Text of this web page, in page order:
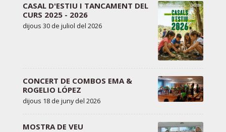
CASAL D'ESTIU I TANCAMENT DEL
CURS 2025 - 2026
dijous 30 de juliol del 2026
CONCERT DE COMBOS EMA &
ROGELIO LÓPEZ
dijous 18 de juny del 2026
MOSTRA DE VEU